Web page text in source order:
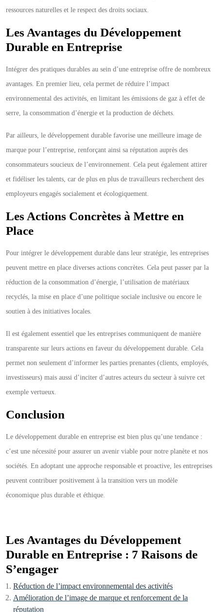
ressources naturelles et le respect des droits sociaux.
Les Avantages du Développement
Durable en Entreprise
Intégrer des pratiques durables au sein d’une entreprise offre de nombreux
avantages. En premier lieu, cela permet de réduire l’impact
environnemental des activités, en limitant les émissions de gaz à effet de
serre, la consommation d’énergie et la production de déchets.
Par ailleurs, le développement durable favorise une meilleure image de
marque pour l’entreprise, renforçant ainsi sa réputation auprès des
consommateurs soucieux de l’environnement. Cela peut également attirer
et fidéliser les talents, car de plus en plus de travailleurs recherchent des
employeurs engagés socialement et écologiquement.
Les Actions Concrètes à Mettre en
Place
Pour intégrer le développement durable dans leur stratégie, les entreprises
peuvent mettre en place diverses actions concrètes. Cela peut passer par la
réduction de la consommation d’énergie, l’utilisation de matériaux
recyclés, la mise en place d’une politique sociale inclusive ou encore le
soutien à des initiatives locales.
Il est également essentiel que les entreprises communiquent de manière
transparente sur leurs actions en faveur du développement durable. Cela
permet non seulement d’informer les parties prenantes (clients, employés,
investisseurs) mais aussi d’inciter d’autres acteurs du secteur à suivre cet
exemple vertueux.
Conclusion
Le développement durable en entreprise est bien plus qu’une tendance :
c’est une nécessité pour assurer un avenir viable pour notre planète et nos
sociétés. En adoptant une approche responsable et proactive, les entreprises
peuvent contribuer positivement à la transition vers un modèle
économique plus durable et éthique.
Les Avantages du Développement
Durable en Entreprise : 7 Raisons de
S’engager
Réduction de l’impact environnemental des activités
Amélioration de l’image de marque et renforcement de la
réputation